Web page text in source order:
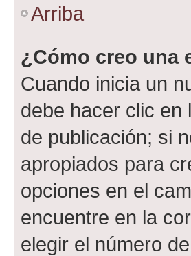
Arriba
¿Cómo creo una
Cuando inicia un
debe hacer clic en
de publicación; si
apropiados para
opciones en el
encuentre en la
elegir el número